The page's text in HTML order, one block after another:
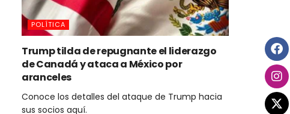
POLÍTICA
Trump tilda de repugnante el liderazgo
de Canadá y ataca a México por
aranceles
Conoce los detalles del ataque de Trump hacia
sus socios aquí.